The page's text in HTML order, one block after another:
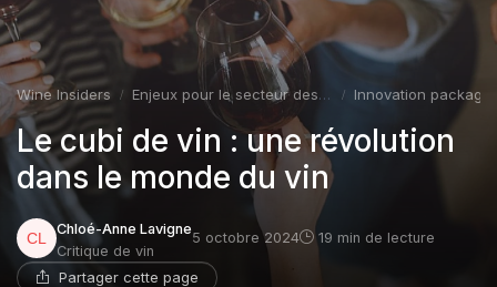
Wine Insiders Enjeux pour le secteur des vins et spiritueux Innovation
Le cubi de vin : une révolution
dans le monde du vin
Chloé-Anne Lavigne
Critique de vin
5 octobre 2024 19 min de lecture
Partager cette page